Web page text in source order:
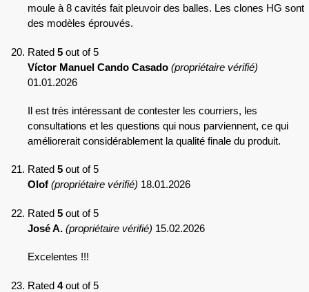
moule à 8 cavités fait pleuvoir des balles. Les clones HG sont
des modèles éprouvés.
Rated 5 out of 5
Víctor Manuel Cando Casado (propriétaire vérifié)
01.01.2026
Il est très intéressant de contester les courriers, les
consultations et les questions qui nous parviennent, ce qui
améliorerait considérablement la qualité finale du produit.
Rated 5 out of 5
Olof (propriétaire vérifié) 18.01.2026
Rated 5 out of 5
José A. (propriétaire vérifié) 15.02.2026
Excelentes !!!
Rated 4out of 5